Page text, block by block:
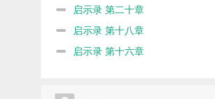
启示录 第二十章
启示录 第十八章
启示录 第十六章